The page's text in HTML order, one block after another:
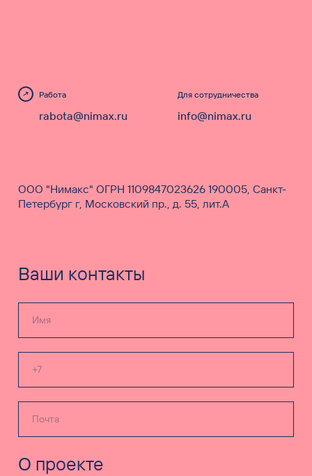
Работа
rabota@nimax.ru
Для сотрудничества
info@nimax.ru
ООО "Нимакс" ОГРН 1109847023626 190005, Санкт-
Петербург г, Московский пр., д. 55, лит.А
Ваши контакты
О проекте